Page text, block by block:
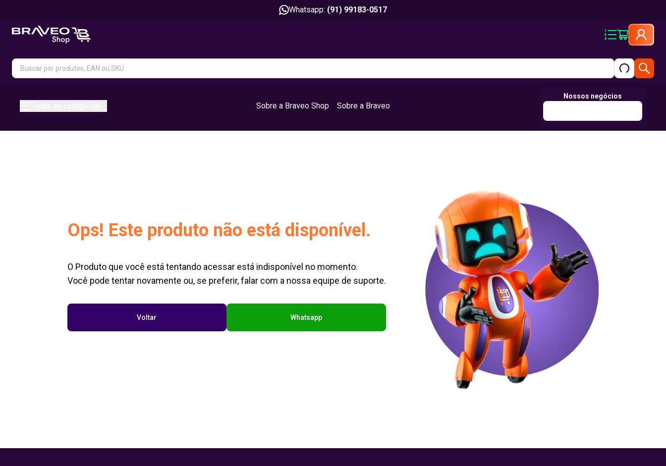
Whatsapp: (91) 99183-0517
Sobre a Braveo Shop Sobre a Braveo
Nossos negócios
Ops! Este produto não está disponível.
O Produto que você está tentando acessar está indisponível no momento.
Você pode tentar novamente ou, se preferir, falar com a nossa equipe de suporte.
Voltar Whatsapp